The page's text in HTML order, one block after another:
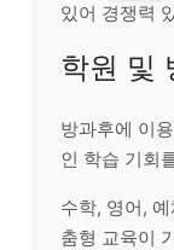
있어 경쟁력
학원 및
방과후에 이
인 학습 기회
수학, 영어,
춤형 교육이